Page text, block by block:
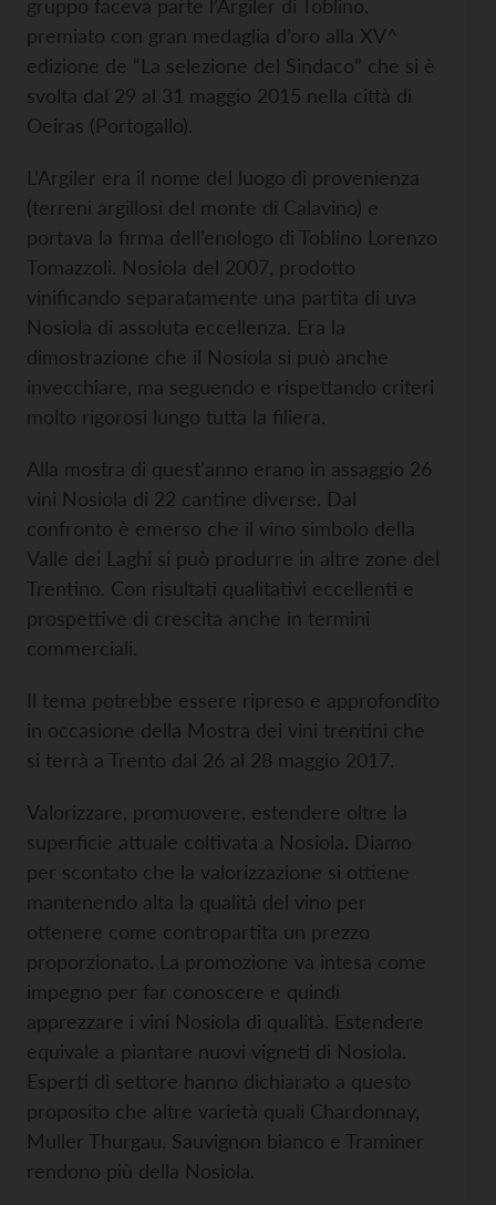
gruppo faceva parte l’Argiler di Toblino,
premiato con gran medaglia d’oro alla XV^
edizione de “La selezione del Sindaco” che si è
svolta dal 29 al 31 maggio 2015 nella città di
Oeiras (Portogallo).
L’Argiler era il nome del luogo di provenienza
(terreni argillosi del monte di Calavino) e
portava la firma dell’enologo di Toblino Lorenzo
Tomazzoli. Nosiola del 2007, prodotto
vinificando separatamente una partita di uva
Nosiola di assoluta eccellenza. Era la
dimostrazione che il Nosiola si può anche
invecchiare, ma seguendo e rispettando criteri
molto rigorosi lungo tutta la filiera.
Alla mostra di quest’anno erano in assaggio 26
vini Nosiola di 22 cantine diverse. Dal
confronto è emerso che il vino simbolo della
Valle dei Laghi si può produrre in altre zone del
Trentino. Con risultati qualitativi eccellenti e
prospettive di crescita anche in termini
commerciali.
Il tema potrebbe essere ripreso e approfondito
in occasione della Mostra dei vini trentini che
si terrà a Trento dal 26 al 28 maggio 2017.
Valorizzare, promuovere, estendere oltre la
superficie attuale coltivata a Nosiola. Diamo
per scontato che la valorizzazione si ottiene
mantenendo alta la qualità del vino per
ottenere come contropartita un prezzo
proporzionato. La promozione va intesa come
impegno per far conoscere e quindi
apprezzare i vini Nosiola di qualità. Estendere
equivale a piantare nuovi vigneti di Nosiola.
Esperti di settore hanno dichiarato a questo
proposito che altre varietà quali Chardonnay,
Muller Thurgau, Sauvignon bianco e Traminer
rendono più della Nosiola.